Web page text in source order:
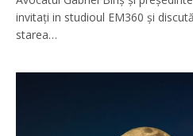
invitați in studioul EM360 și
starea…